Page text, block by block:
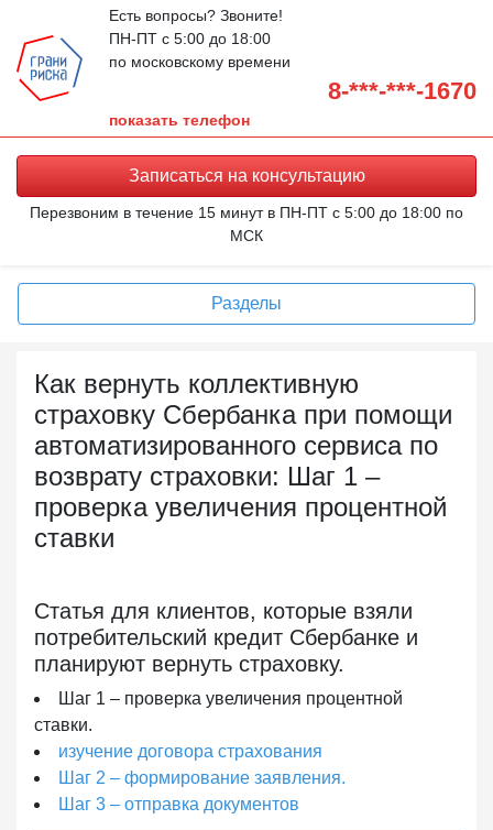
Есть вопросы? Звоните!
ПН-ПТ с 5:00 до 18:00
по московскому времени
8-***-***-1670
показать телефон
Записаться на консультацию
Перезвоним в течение 15 минут в ПН-ПТ с 5:00 до 18:00 по
МСК
Разделы
Как вернуть коллективную
страховку Сбербанка при помощи
автоматизированного сервиса по
возврату страховки: Шаг 1 –
проверка увеличения процентной
ставки
Cтатья для клиентов, которые взяли
потребительский кредит Сбербанке и
планируют вернуть страховку.
Шаг 1 – проверка увеличения процентной
ставки.
изучение договора страхования
Шаг 2 – формирование заявления.
Шаг 3 – отправка документов